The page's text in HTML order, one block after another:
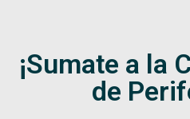
¡Sumate a la
de